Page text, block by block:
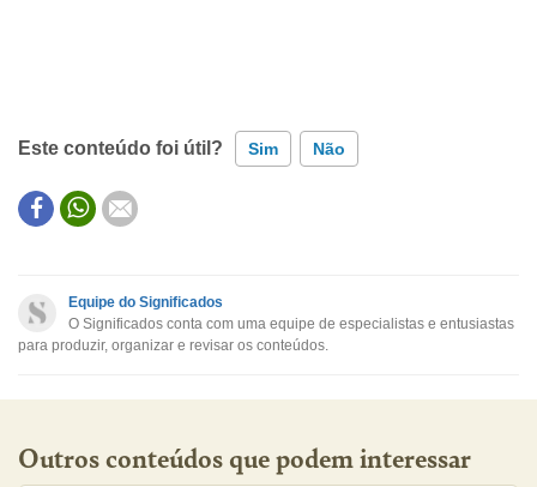
Este conteúdo foi útil? Sim Não
Este conteúdo não tem a informação que procuro
Outro
Equipe do Significados
O Significados conta com uma equipe de especialistas e entusiastas
para produzir, organizar e revisar os conteúdos.
Outros conteúdos que podem interessar